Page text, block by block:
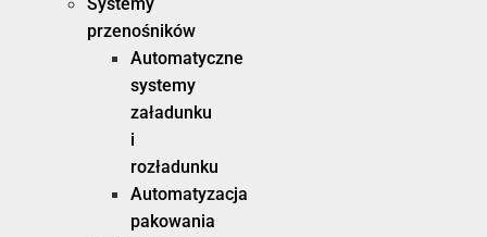
przenośników
Automatyczne
systemy
załadunku
i
rozładunku
Automatyzacja
pakowania